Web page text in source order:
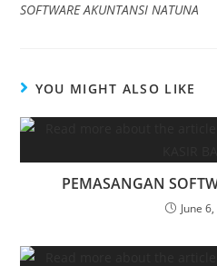
SOFTWARE AKUNTANSI NATUNA
YOU MIGHT ALSO LIKE
PEMASANGAN
June